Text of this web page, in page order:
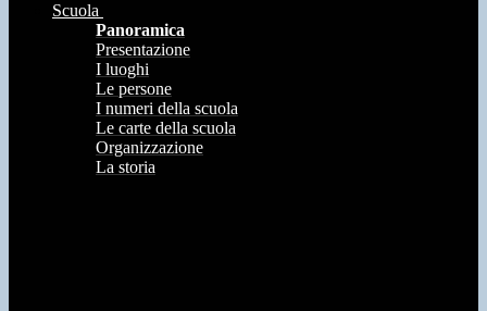
Scuola
Panoramica
Presentazione
I luoghi
Le persone
I numeri della scuola
Le carte della scuola
Organizzazione
La storia